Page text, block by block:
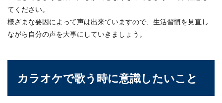
てください。
様ざまな要因によって声は出来ていますので、生活習慣を見直し
ながら自分の声を大事にしていきましょう。
カラオケで歌う時に意識したいこと